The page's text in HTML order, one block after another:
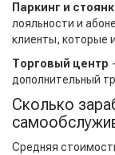
Паркинг и
лояльности и
клиенты, которые
Торговый центр
дополнительный
Сколько
Средняя